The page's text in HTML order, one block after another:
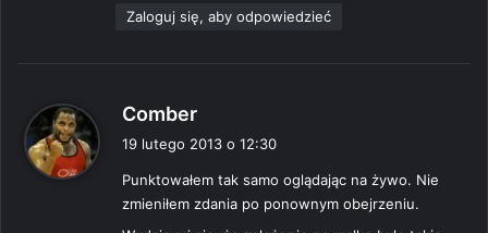
Zaloguj się, aby odpowiedzieć
Comber
z
e
19 lutego 2013 o 12:30
Punktowałem tak samo oglądając na żywo. Nie
zmieniłem zdania po ponownym obejrzeniu.